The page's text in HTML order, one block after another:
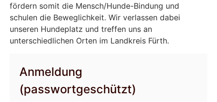
fördern somit die Mensch/Hunde-Bindung und
schulen die Beweglichkeit. Wir verlassen dabei
unseren Hundeplatz und treffen uns an
unterschiedlichen Orten im Landkreis Fürth.
Anmeldung
(passwortgeschützt)